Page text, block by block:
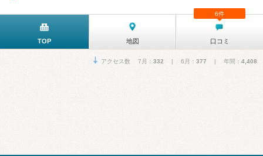
TOP 地図 口コミ
6件
アクセス数 7月： 332 | 6月： 377 | 年間： 4,408